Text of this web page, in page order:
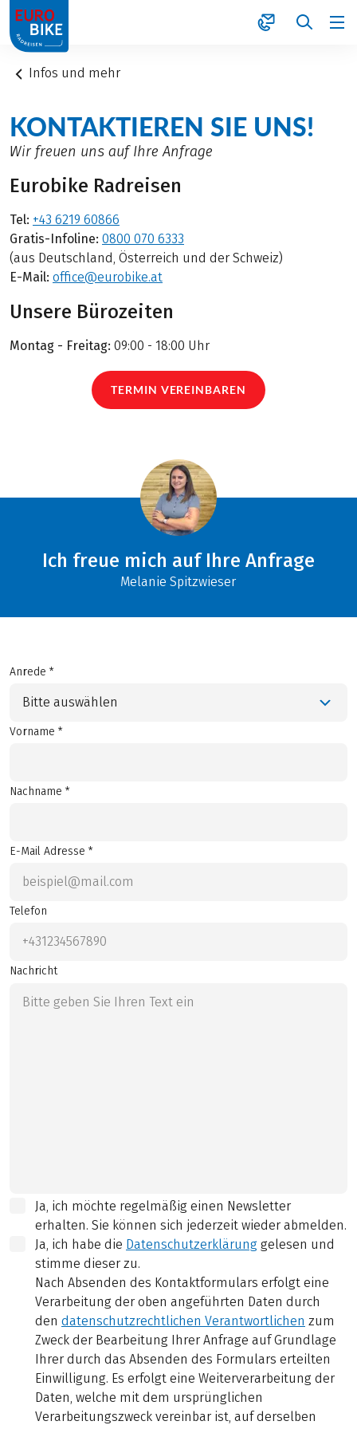
1
Infos und mehr
KONTAKTIEREN SIE UNS!
Wir freuen uns auf Ihre Anfrage
Eurobike Radreisen
Tel: +43 6219 60866
Gratis-Infoline: 0800 070 6333
(aus Deutschland, Österreich und der Schweiz)
E-Mail: office@eurobike.at
Unsere Bürozeiten
Montag - Freitag: 09:00 - 18:00 Uhr
TERMIN VEREINBAREN
Ich freue mich auf Ihre Anfrage
Melanie Spitzwieser
Anrede *
Bitte auswählen
Vorname *
Nachname *
E-Mail Adresse *
Telefon
Nachricht
Ja, ich möchte regelmäßig einen Newsletter
erhalten. Sie können sich jederzeit wieder abmelden.
Ja, ich habe die Datenschutzerklärung gelesen und
stimme dieser zu.
Nach Absenden des Kontaktformulars erfolgt eine
Verarbeitung der oben angeführten Daten durch
den datenschutzrechtlichen Verantwortlichen zum
Zweck der Bearbeitung Ihrer Anfrage auf Grundlage
Ihrer durch das Absenden des Formulars erteilten
Einwilligung. Es erfolgt eine Weiterverarbeitung der
Daten, welche mit dem ursprünglichen
Verarbeitungszweck vereinbar ist, auf derselben